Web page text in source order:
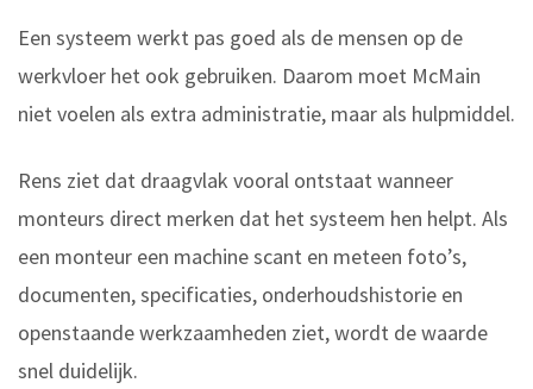
Een systeem werkt pas goed als de mensen op de
werkvloer het ook gebruiken. Daarom moet McMain
niet voelen als extra administratie, maar als hulpmiddel.
Rens ziet dat draagvlak vooral ontstaat wanneer
monteurs direct merken dat het systeem hen helpt. Als
een monteur een machine scant en meteen foto’s,
documenten, specificaties, onderhoudshistorie en
openstaande werkzaamheden ziet, wordt de waarde
snel duidelijk.